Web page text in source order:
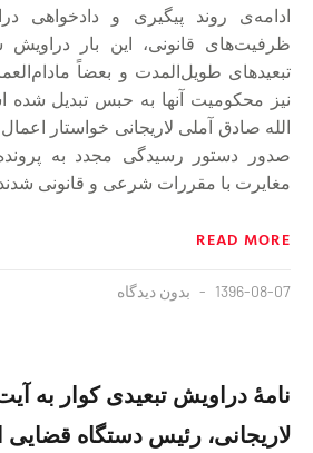
ادامه‌ی روند پیگیری و دادخواهی
ظرفیت‌های قانونی، این بار
تبعیدهای طویل‌المدت و بعضاً
نیز محکومیت آنها به حبس تبدیل شده
الله صادق آملی لاریجانی خواستار
صدور دستور رسیدگی مجدد به
مغایرت با مقررات شرعی و قانونی
READ MORE
1396-08-07 بدون دیدگاه
نامهٔ دراویش تبعیدی کوار به
لاریجانی، رئیس دستگاه قضایی